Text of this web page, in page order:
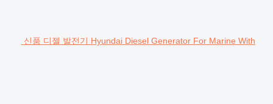
신품 디젤 발전기 Hyundai Diesel Generator For Marine With